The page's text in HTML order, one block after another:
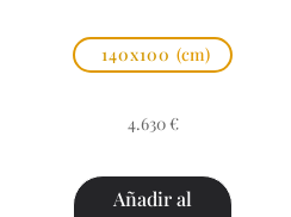
140x100 (cm)
4.630 €
Añadir al